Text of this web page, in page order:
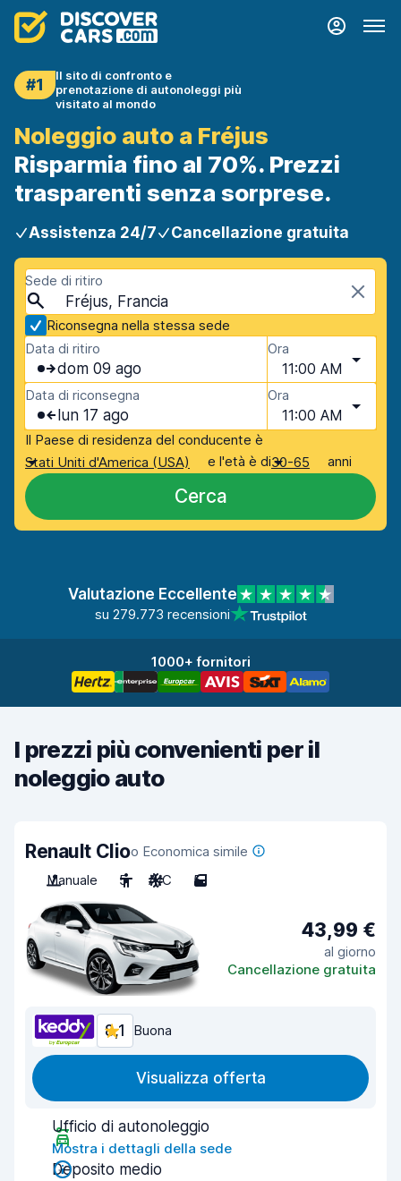
#1
Il sito di confronto e
prenotazione di autonoleggi più
visitato al mondo
Noleggio auto a Fréjus
Risparmia fino al 70%. Prezzi
trasparenti senza sorprese.
Assistenza 24/7 Cancellazione gratuita
Sede di ritiro
Fréjus, Francia
Riconsegna nella stessa sede
Data di ritiro
dom 09 ago
Ora
11:00 AM
Data di riconsegna
lun 17 ago
Ora
11:00 AM
Il Paese di residenza del conducente è
Stati Uniti d'America (USA)
e l'età è di30-65 anni
Cerca
Valutazione Eccellente
su 279.773 recensioni
1000+ fornitori
I prezzi più convenienti per il
noleggio auto
Renault Clioo Economica simile
Manuale
5 A/C 5
43,99 €
al giorno
Cancellazione gratuita
8,1 Buona
Visualizza offerta
Ufficio di autonoleggio
Mostra i dettagli della sede
Deposito medio